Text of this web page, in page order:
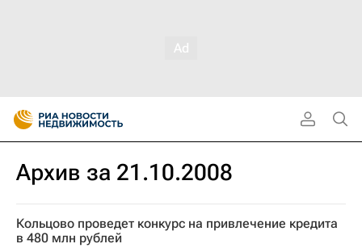
Архив за 21.10.2008
Кольцово проведет конкурс на привлечение кредита
в 480 млн рублей